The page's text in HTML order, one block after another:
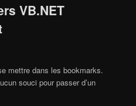
VB.NET
mettre dans les bookmarks.
souci pour passer d’un